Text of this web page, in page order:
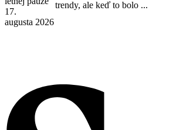
17.
augusta 2026
trendy, ale keď to bolo ...